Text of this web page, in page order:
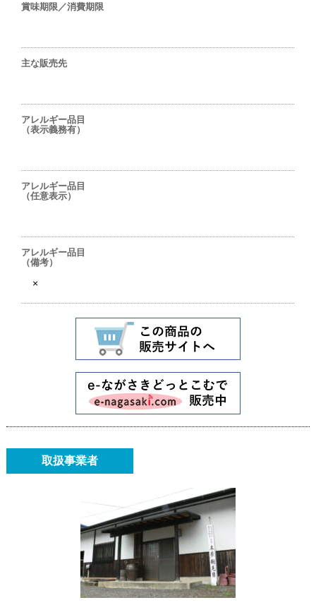
賞味期限／消費期限
主な販売先
アレルギー品目
（表示義務有）
アレルギー品目
（任意表示）
アレルギー品目
（備考）
×
取扱事業者